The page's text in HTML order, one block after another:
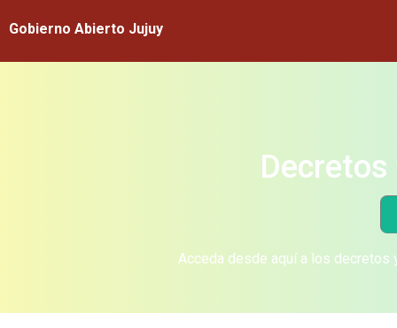
Gobierno Abierto Jujuy
Acceda desde aquí a los